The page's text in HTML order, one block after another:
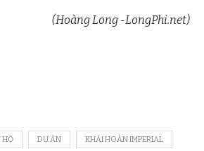
(Hoàng Long -LongPhi.net)
HỘ DỰ ÁN KHẢI HOÀN IMPERIAL